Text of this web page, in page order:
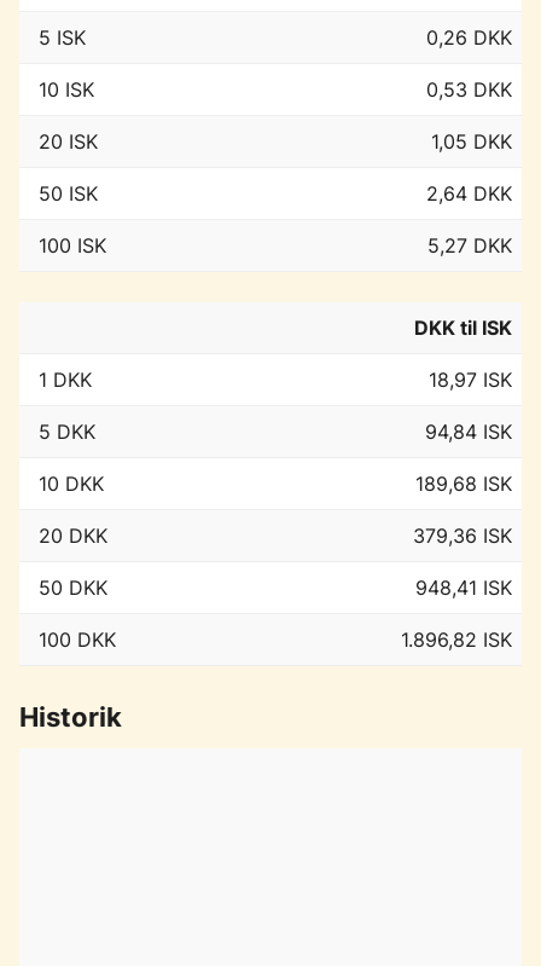
5 ISK 0,26 DKK
10 ISK 0,53 DKK
20 ISK 1,05 DKK
50 ISK 2,64 DKK
100 ISK 5,27 DKK
DKK til ISK
1 DKK 18,97 ISK
5 DKK 94,84 ISK
10 DKK 189,68 ISK
20 DKK 379,36 ISK
50 DKK 948,41 ISK
100 DKK 1.896,82 ISK
Historik